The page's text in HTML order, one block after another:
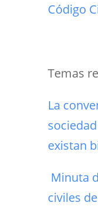
Código
Temas
La
existan
Minuta
civiles